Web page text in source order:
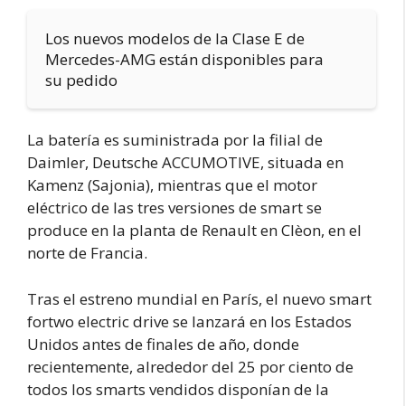
Los nuevos modelos de la Clase E de
Mercedes-AMG están disponibles para
su pedido
La batería es suministrada por la filial de
Daimler, Deutsche ACCUMOTIVE, situada en
Kamenz (Sajonia), mientras que el motor
eléctrico de las tres versiones de smart se
produce en la planta de Renault en Clèon, en el
norte de Francia.
Tras el estreno mundial en París, el nuevo smart
fortwo electric drive se lanzará en los Estados
Unidos antes de finales de año, donde
recientemente, alrededor del 25 por ciento de
todos los smarts vendidos disponían de la